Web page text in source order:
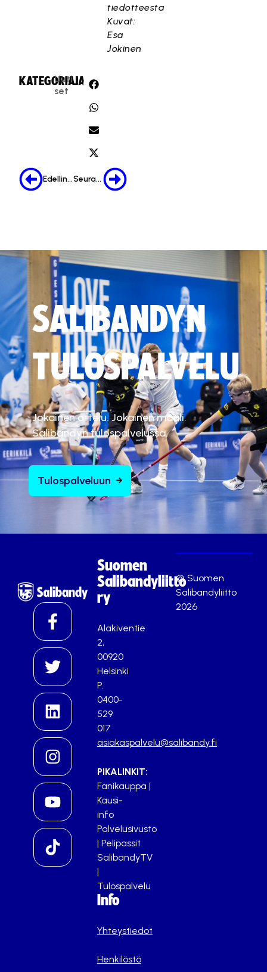
tiedotteesta
Kuvat:
Esa
Jokinen
KATEGORIA:
Uuti
set
JAA:
Edellinen Seuraava
SALIBANDYN
TULOSPALVELU
Jokainen ottelu. Jokainen maali.
Salibandyn tulospalvelussa.
Tulospalveluun
Suomen
Salibandyliitto
ry
Alakiventie
2,
00920
Helsinki
P.
0400-
529
017
asiakaspalvelu@salibandy.fi
PIKALINKIT:
Fanikauppa |
Kausi-
info
Palvelusivusto
| Pelipassit
SalibandyTV
|
Tulospalvelu
Info
Yhteystiedot
Henkilöstö
© Suomen
Salibandyliitto
2026